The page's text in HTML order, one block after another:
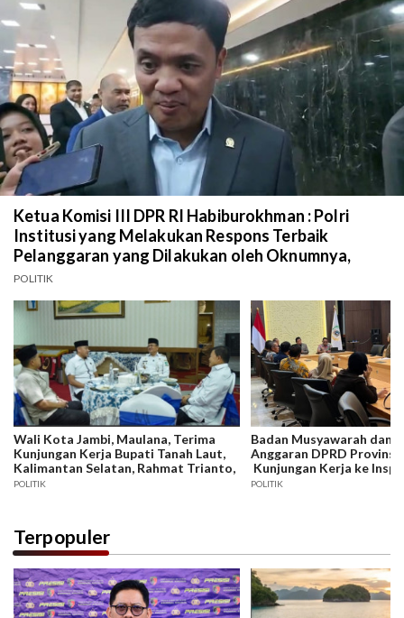
Ketua Komisi III DPR RI Habiburokhman : Polri
Institusi yang Melakukan Respons Terbaik
Pelanggaran yang Dilakukan oleh Oknumnya,
POLITIK
Wali Kota Jambi, Maulana, Terima
Kunjungan Kerja Bupati Tanah Laut,
Kalimantan Selatan, Rahmat Trianto,
POLITIK
Badan Musyawarah dan
Anggaran DPRD Provinsi
Kunjungan Kerja ke
Provinsi DKI Jakarta
POLITIK
Terpopuler